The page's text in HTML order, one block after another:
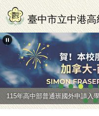
跳
到
主
要
區
臺中市立中港
115年高中部普通班國外申請入